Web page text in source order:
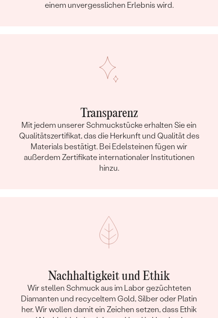
einem unvergesslichen Erlebnis wird.
Transparenz
Mit jedem unserer Schmuckstücke erhalten Sie ein
Qualitätszertifikat, das die Herkunft und Qualität des
Materials bestätigt. Bei Edelsteinen fügen wir
außerdem Zertifikate internationaler Institutionen
hinzu.
Nachhaltigkeit und Ethik
Wir stellen Schmuck aus im Labor gezüchteten
Diamanten und recyceltem Gold, Silber oder Platin
her. Wir wollen damit ein Zeichen setzen, dass Ethik